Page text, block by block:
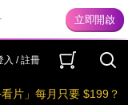
入 / 註冊
看片」每月只要 $199？